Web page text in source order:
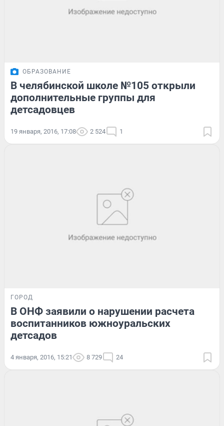
ОБРАЗОВАНИЕ
В челябинской школе №105 открыли
дополнительные группы для
детсадовцев
19 января, 2016, 17:08 2 524 1
ГОРОД
В ОНФ заявили о нарушении расчета
воспитанников южноуральских
детсадов
4 января, 2016, 15:21 8 729 24